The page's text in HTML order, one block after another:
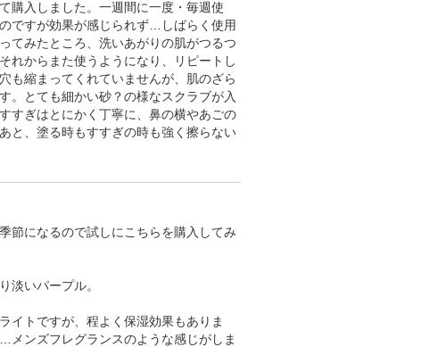
購入しました。一週間に一度・毎週使
ですが効果が感じられず…しばらく使用
てみたところ、洗いあがりの肌がつるつ
れからまた使うようになり、リピートし
も縮まってくれていませんが、肌のざら
。とても細かい砂？の様なスクラブが入
すぎはとにかく丁寧に、鼻の横やあごの
と、塗る時もすすぎの時も強く擦らない
節になるので試しにこちらを購入してみ
淡いパープル。
イトですが、程よく保湿効果もありま
メンズフレグランスのような感じがしま